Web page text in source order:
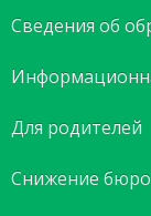
Сведения об
Для родителей